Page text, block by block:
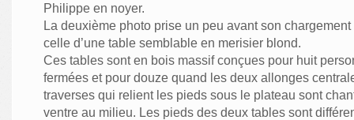
Philippe en noyer.
La deuxième photo prise un peu avant son
celle d’une table semblable en merisier blond.
Ces tables sont en bois massif conçues pour huit
fermées et pour douze quand les deux allonges
traverses qui relient les pieds sous le plateau sont
ventre au milieu. Les pieds des deux tables sont